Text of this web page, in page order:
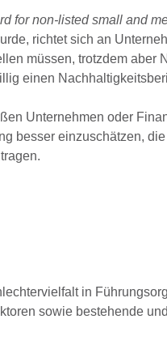
for non-listed small and
richtet sich an
müssen, trotzdem aber
einen
Unternehmen oder
besser einzuschätzen,
in
sowie bestehende